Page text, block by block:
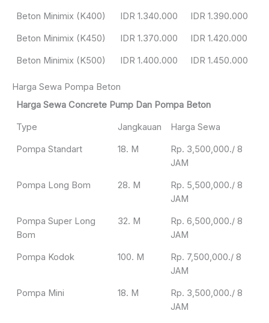
Beton Minimix (K400) IDR 1.340.000 IDR 1.390.000
Beton Minimix (K450) IDR 1.370.000 IDR 1.420.000
Beton Minimix (K500) IDR 1.400.000 IDR 1.450.000
Harga Sewa Pompa Beton
Harga Sewa Concrete Pump Dan Pompa Beton
Type Jangkauan Harga Sewa
Pompa Standart 18. M
Rp. 3,500,000./ 8
JAM
Pompa Long Bom 28. M
Rp. 5,500,000./ 8
JAM
Pompa Super Long
Bom
32. M
Rp. 6,500,000./ 8
JAM
Pompa Kodok 100. M
Rp. 7,500,000./ 8
JAM
Pompa Mini 18. M
Rp. 3,500,000./ 8
JAM